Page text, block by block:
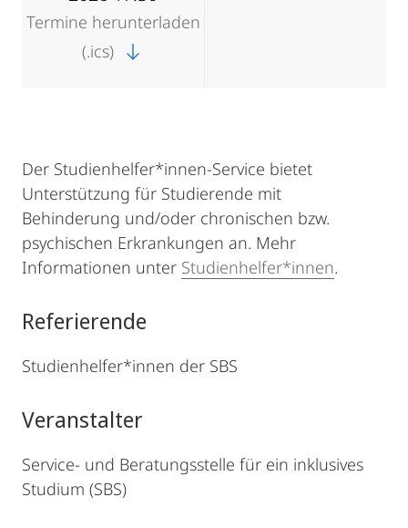
Termine herunterladen
(.ics)
Der Studienhelfer*innen-Service bietet
Unterstützung für Studierende mit
Behinderung und/oder chronischen bzw.
psychischen Erkrankungen an. Mehr
Informationen unter Studienhelfer*innen.
Referierende
Studienhelfer*innen der SBS
Veranstalter
Service- und Beratungsstelle für ein inklusives
Studium (SBS)